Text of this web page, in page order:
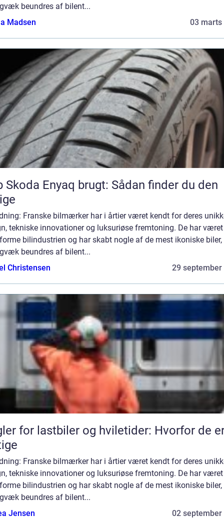
beundres af bilent...
Madsen
03 marts
Skoda Enyaq brugt: Sådan finder du den
Franske bilmærker har i årtier været kendt for deres
tekniske innovationer og luksuriøse fremtoning. De har
bilindustrien og har skabt nogle af de mest ikoniske biler,
beundres af bilent...
Christensen
29 september
for lastbiler og hviletider: Hvorfor de
Franske bilmærker har i årtier været kendt for deres
tekniske innovationer og luksuriøse fremtoning. De har
bilindustrien og har skabt nogle af de mest ikoniske biler,
beundres af bilent...
Jensen
02 september